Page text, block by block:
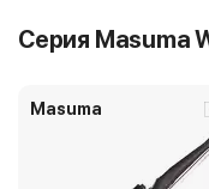
Серия Masuma
Masuma